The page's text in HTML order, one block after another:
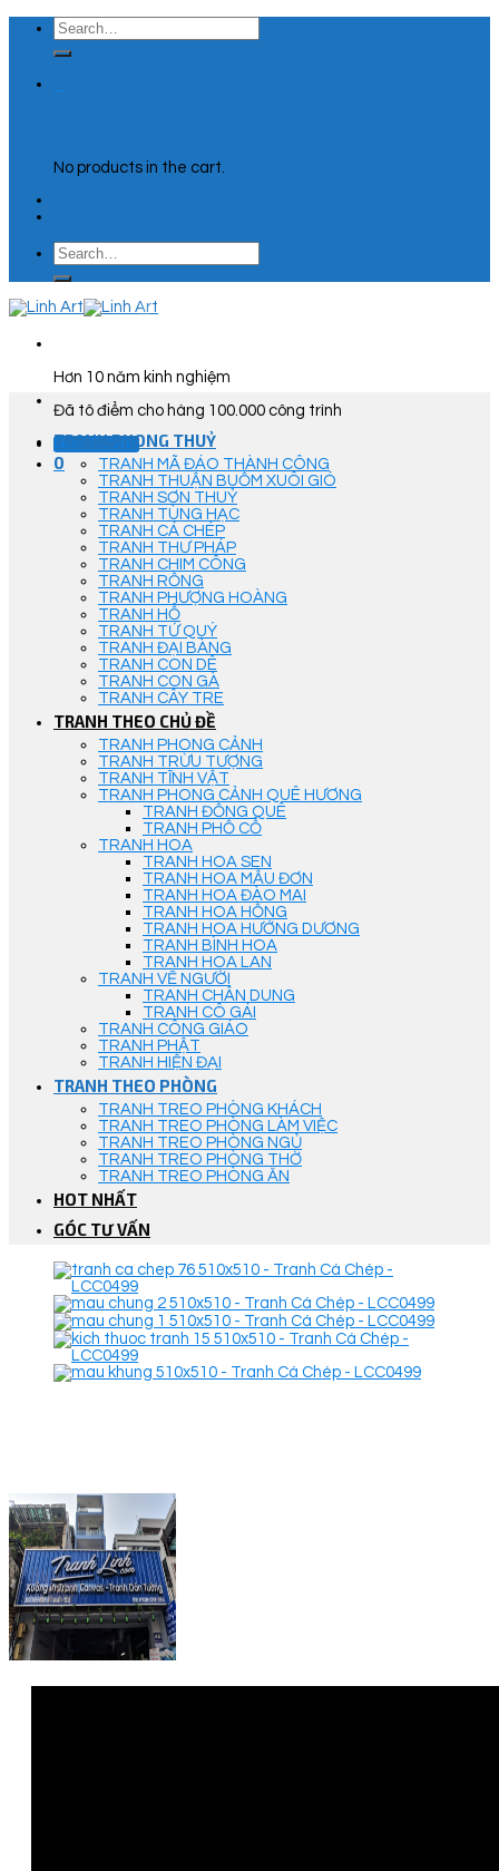
Skip
content
Search
for:
No products in the cart.
Search
for:
Hơn 10 năm kinh nghiệm
Đã tô điểm cho hàng 100.000 công trình
Góc Tư Vấn
0
TRANH PHONG THUỶ
TRANH MÃ ĐÁO THÀNH CÔNG
TRANH THUẬN BUỒM XUÔI GIÓ
TRANH SƠN THUỶ
TRANH TÙNG HẠC
TRANH CÁ CHÉP
TRANH THƯ PHÁP
TRANH CHIM CÔNG
TRANH RỒNG
TRANH PHƯỢNG HOÀNG
TRANH HỔ
TRANH TỨ QUÝ
TRANH ĐẠI BÀNG
TRANH CON DÊ
TRANH CON GÀ
TRANH CÂY TRE
TRANH THEO CHỦ ĐỀ
TRANH PHONG CẢNH
TRANH TRỪU TƯỢNG
TRANH TĨNH VẬT
TRANH PHONG CẢNH QUÊ HƯƠNG
TRANH ĐỒNG QUÊ
TRANH PHỐ CỔ
TRANH HOA
TRANH HOA SEN
TRANH HOA MẪU ĐƠN
TRANH HOA ĐÀO MAI
TRANH HOA HỒNG
TRANH HOA HƯỚNG DƯƠNG
TRANH BÌNH HOA
TRANH HOA LAN
TRANH VẼ NGƯỜI
TRANH CHÂN DUNG
TRANH CÔ GÁI
TRANH CÔNG GIÁO
TRANH PHẬT
TRANH HIỆN ĐẠI
TRANH THEO PHÒNG
TRANH TREO PHÒNG KHÁCH
TRANH TREO PHÒNG LÀM VIỆC
TRANH TREO PHÒNG NGỦ
TRANH TREO PHÒNG THỜ
TRANH TREO PHÒNG ĂN
HOT NHẤT
GÓC TƯ VẤN